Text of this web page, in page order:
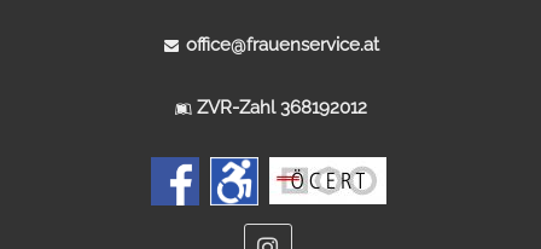
office@frauenservice.at
ZVR-Zahl 368192012